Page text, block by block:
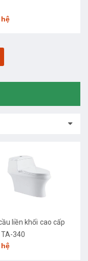
liền khối cao cấp
TA-340